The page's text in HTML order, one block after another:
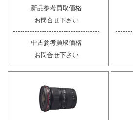
新品参考買取価格
お問合せ下さい
中古参考買取価格
お問合せ下さい